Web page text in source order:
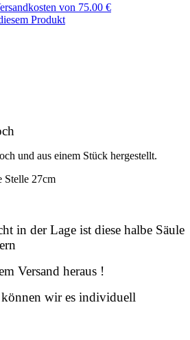
von 75.00 €
Produkt
und aus einem Stück hergestellt.
Stelle 27cm
in der Lage ist diese halbe Säule
Versand heraus !
wir es individuell